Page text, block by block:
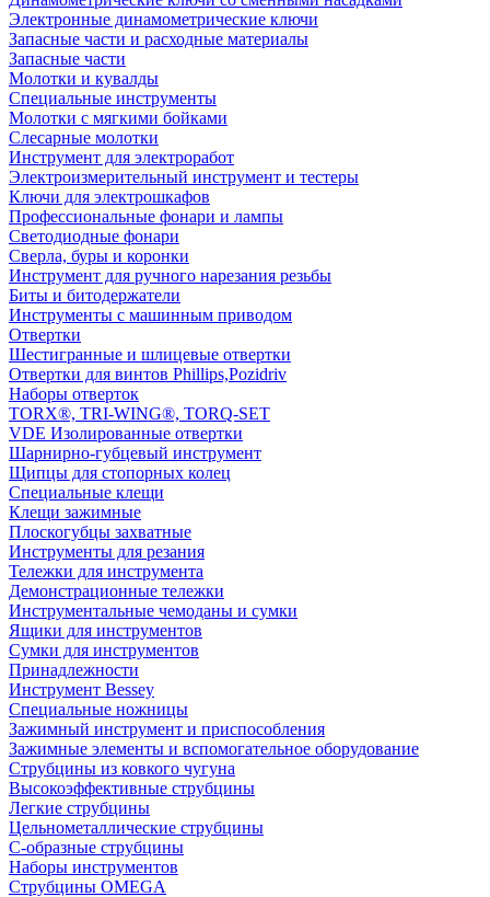
Электронные динамометрические ключи
Запасные части и расходные материалы
Запасные части
Молотки и кувалды
Специальные инструменты
Молотки с мягкими бойками
Слесарные молотки
Инструмент для электроработ
Электроизмерительный инструмент и тестеры
Ключи для электрошкафов
Профессиональные фонари и лампы
Светодиодные фонари
Сверла, буры и коронки
Инструмент для ручного нарезания резьбы
Биты и битодержатели
Инструменты с машинным приводом
Отвертки
Шестигранные и шлицевые отвертки
Отвертки для винтов Phillips,Pozidriv
Наборы отверток
TORX®, TRI-WING®, TORQ-SET
VDE Изолированные отвертки
Шарнирно-губцевый инструмент
Щипцы для стопорных колец
Специальные клещи
Клещи зажимные
Плоскогубцы захватные
Инструменты для резания
Тележки для инструмента
Демонстрационные тележки
Инструментальные чемоданы и сумки
Ящики для инструментов
Сумки для инструментов
Принадлежности
Инструмент Bessey
Специальные ножницы
Зажимный инструмент и приспособления
Зажимные элементы и вспомогательное оборудование
Струбцины из ковкого чугуна
Высокоэффективные струбцины
Легкие струбцины
Цельнометаллические струбцины
C-образные струбцины
Наборы инструментов
Струбцины OMEGA